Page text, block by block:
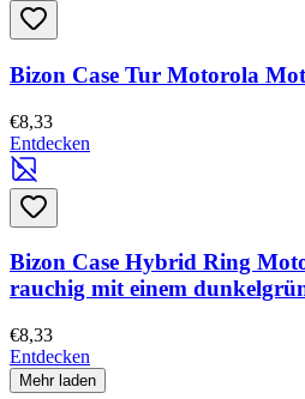
Bizon Case Tur Motorola
€8,33
Entdecken
Bizon Case Hybrid Ring
rauchig mit einem
€8,33
Entdecken
Mehr laden